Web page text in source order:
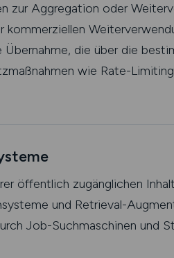
zur Aggregation oder
die über die
wie Rate-
öffentlich zugänglichen
und Retrieval-
Job-Suchmaschinen und